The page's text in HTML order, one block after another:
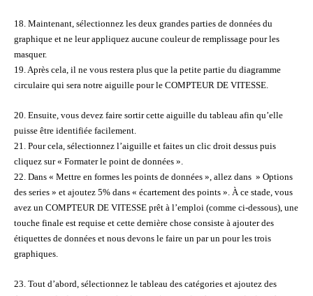
18. Maintenant, sélectionnez les deux grandes parties de données du
graphique et ne leur appliquez aucune couleur de remplissage pour les
masquer.
19. Après cela, il ne vous restera plus que la petite partie du diagramme
circulaire qui sera notre aiguille pour le COMPTEUR DE VITESSE.
20. Ensuite, vous devez faire sortir cette aiguille du tableau afin qu’elle
puisse être identifiée facilement.
21. Pour cela, sélectionnez l’aiguille et faites un clic droit dessus puis
cliquez sur « Formater le point de données ».
22. Dans « Mettre en formes les points de données », allez dans » Options
des series » et ajoutez 5% dans « écartement des points ». À ce stade, vous
avez un COMPTEUR DE VITESSE prêt à l’emploi (comme ci-dessous), une
touche finale est requise et cette dernière chose consiste à ajouter des
étiquettes de données et nous devons le faire un par un pour les trois
graphiques.
23. Tout d’abord, sélectionnez le tableau des catégories et ajoutez des